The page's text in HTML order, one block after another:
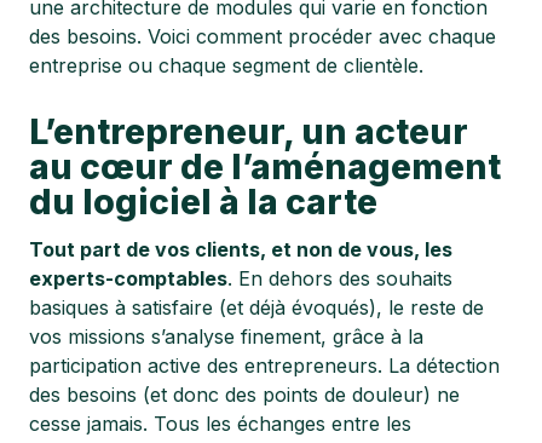
une architecture de modules qui varie en fonction
des besoins. Voici comment procéder avec chaque
entreprise ou chaque segment de clientèle.
L’entrepreneur, un acteur
au cœur de l’aménagement
du logiciel à la carte
Tout part de vos clients, et non de vous, les
experts-comptables. En dehors des souhaits
basiques à satisfaire (et déjà évoqués), le reste de
vos missions s’analyse finement, grâce à la
participation active des entrepreneurs. La détection
des besoins (et donc des points de douleur) ne
cesse jamais. Tous les échanges entre les